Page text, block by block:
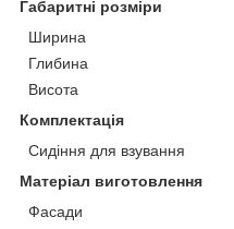
Габаритні розміри
Ширина
Глибина
Висота
Комплектація
Сидіння для взування
Матеріал виготовлення
Фасади